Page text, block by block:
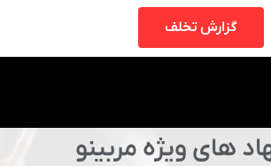
گزارش تخلف
های ویژه مربینو